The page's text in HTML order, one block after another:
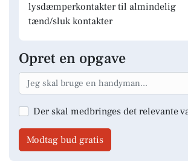
lysdæmperkontakter til almindelig
tænd/sluk kontakter
Opret en opgave
Der skal medbringes det relevante
Modtag bud gratis